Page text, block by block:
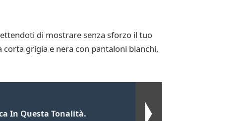
di mostrare senza sforzo il tuo
grigia e nera con pantaloni bianchi,
In Questa Tonalità.